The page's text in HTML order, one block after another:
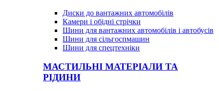
Диски до вантажних автомобілів
Камери і обідні стрічки
Шини для вантажних автомобілів і автобусів
Шини для сільгоспмашин
Шини для спецтехніки
МАСТИЛЬНІ МАТЕРІАЛИ ТА
РІДИНИ